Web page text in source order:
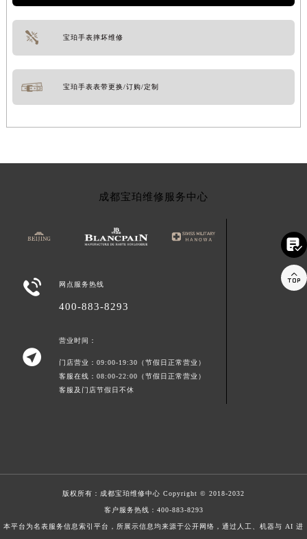
宝珀手表摔坏维修
宝珀手表表带更换/订购/定制
成都宝珀维修服务中心
 网点服务热线
400-883-8293

营业时间：
门店营业：09:00-19:30（节假日正常营业）
客服在线：08:00-22:00（节假日正常营业）
客服及门店节假日不休
版权所有： 成都宝珀维修中心 Copyright © 2018-2032
客户服务热线： 400-883-8293
本平台为名表服务信息索引平台，所展示信息均来源于公开网络，通过人工、机器与 AI 进

